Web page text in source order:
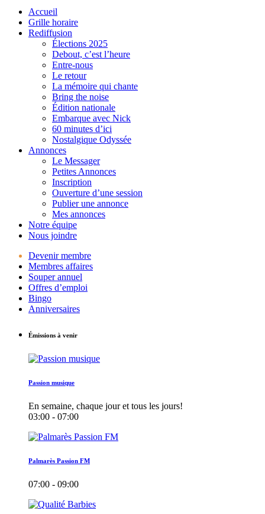
Accueil
Grille horaire
Rediffusion
Élections 2025
Debout, c’est l’heure
Entre-nous
Le retour
La mémoire qui chante
Bring the noise
Édition nationale
Embarque avec Nick
60 minutes d’ici
Nostalgique Odyssée
Annonces
Le Messager
Petites Annonces
Inscription
Ouverture d’une session
Publier une annonce
Mes annonces
Notre équipe
Nous joindre
Devenir membre
Membres affaires
Souper annuel
Offres d’emploi
Bingo
Anniversaires
Émissions à venir
Passion musique
En semaine, chaque jour et tous les jours!
03:00 - 07:00
Palmarès Passion FM
07:00 - 09:00